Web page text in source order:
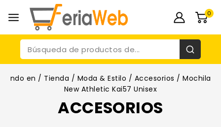
0
ndo en / Tienda / Moda & Estilo / Accesorios / Mochila
New Athletic Kai57 Unisex
ACCESORIOS